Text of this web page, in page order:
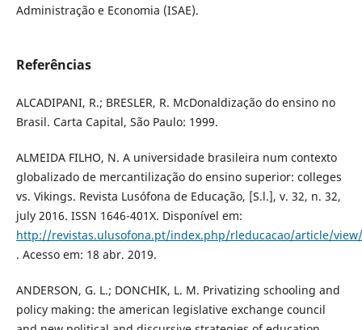
Administração e Economia (ISAE).
Referências
ALCADIPANI, R.; BRESLER, R. McDonaldização do ensino no
Brasil. Carta Capital, São Paulo: 1999.
ALMEIDA FILHO, N. A universidade brasileira num contexto
globalizado de mercantilização do ensino superior: colleges
vs. Vikings. Revista Lusófona de Educação, [S.l.], v. 32, n. 32,
july 2016. ISSN 1646-401X. Disponível em:
http://revistas.ulusofona.pt/index.php/rleducacao/article/
. Acesso em: 18 abr. 2019.
ANDERSON, G. L.; DONCHIK, L. M. Privatizing schooling and
policy making: the american legislative exchange council